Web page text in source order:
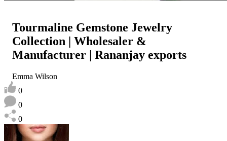
Tourmaline Gemstone Jewelry
Collection | Wholesaler &
Manufacturer | Rananjay exports
Emma Wilson
0
0
0